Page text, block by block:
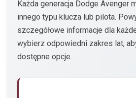
Każda generacja Dodge Avenger
innego typu klucza lub pilota.
szczegółowe informacje dla
wybierz odpowiedni zakres lat,
dostępne opcje.